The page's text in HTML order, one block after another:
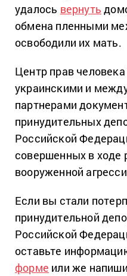
удалось вернуть
обмена пленными
освободили их мать.
Центр прав
украинскими и
партнерами
принудительных
Российской
совершенных в ходе
вооруженной
Если вы стали
принудительной
Российской
оставьте
форме или же